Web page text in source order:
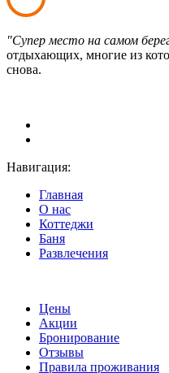
"Супер место на самом
отдыхающих, многие из
снова.
Навигация:
Главная
О нас
Коттеджи
Баня
Развлечения
Цены
Акции
Бронирование
Отзывы
Правила проживания